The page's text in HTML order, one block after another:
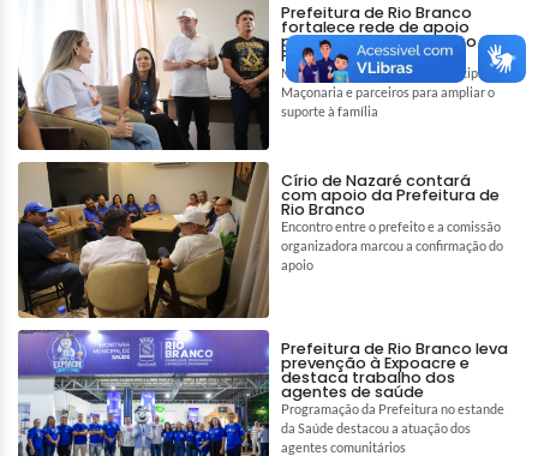
Prefeitura de Rio Branco
fortalece rede de apoio
para auxiliar tratamento de
Pedro e Tiago
Mobilização reúne gestão municipal,
Maçonaria e parceiros para ampliar o
suporte à família
Círio de Nazaré contará
com apoio da Prefeitura de
Rio Branco
Encontro entre o prefeito e a comissão
organizadora marcou a confirmação do
apoio
Prefeitura de Rio Branco leva
prevenção à Expoacre e
destaca trabalho dos
agentes de saúde
Programação da Prefeitura no estande
da Saúde destacou a atuação dos
agentes comunitários